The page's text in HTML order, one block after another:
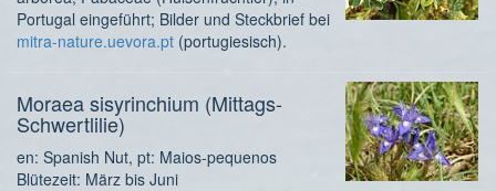
Portugal eingeführt; Bilder und Steckbrief bei
mitra-nature.uevora.pt (portugiesisch).
Moraea sisyrinchium (Mittags-
Schwertlilie)
en: Spanish Nut, pt: Maios-pequenos
Blütezeit: März bis Juni